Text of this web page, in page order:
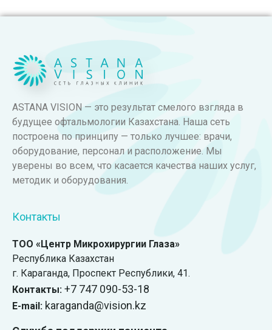
ASTANA VISION — это результат смелого взгляда в
будущее офтальмологии Казахстана. Наша сеть
построена по принципу — только лучшее: врачи,
оборудование, персонал и расположение. Мы
уверены во всем, что касается качества наших услуг,
методик и оборудования.
Контакты
ТОО «Центр Микрохирургии Глаза»
Республика Казахстан
г. Караганда, ​Проспект Республики, 41.
Контакты: +7 747 090-53-18
E-mail: karaganda@vision.kz